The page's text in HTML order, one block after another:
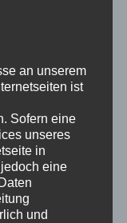
endlich
der
Mittwoch, den
des
an unserem
ist
Sofern eine
unseres
in
eine
und